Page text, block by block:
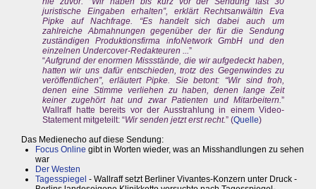
juristische Eingaben erhalten”, erklärt Rechtsanwältin Eva
Pipke auf Nachfrage. “Es handelt sich dabei auch um
zahlreiche Abmahnungen gegenüber der für die Sendung
zuständigen Produktionsfirma infoNetwork GmbH und den
einzelnen Undercover-Redakteuren ...”
“Aufgrund der enormen Missstände, die wir aufgedeckt haben,
hatten wir uns dafür entschieden, trotz des Gegenwindes zu
veröffentlichen”, erläutert Pipke. Sie betont: “Wir sind froh,
denen eine Stimme verliehen zu haben, denen lange Zeit
keiner zugehört hat und zwar Patienten und Mitarbeitern.”
Wallraff hatte bereits vor der Ausstrahlung in einem Video-
Statement mitgeteilt: “Wir senden jetzt erst recht.” (Quelle)
Das Medienecho auf diese Sendung:
Focus Online gibt in Worten wieder, was an Misshandlungen zu sehen
war
Der Westen
Tagesspiegel - Wallraff setzt Berliner Vivantes-Konzern unter Druck -